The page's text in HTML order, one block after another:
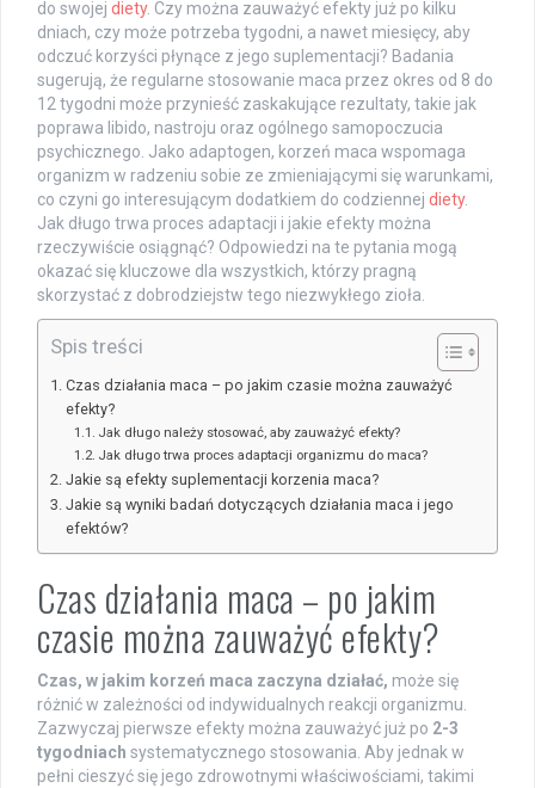
do swojej diety. Czy można zauważyć efekty już po kilku
dniach, czy może potrzeba tygodni, a nawet miesięcy, aby
odczuć korzyści płynące z jego suplementacji? Badania
sugerują, że regularne stosowanie maca przez okres od 8 do
12 tygodni może przynieść zaskakujące rezultaty, takie jak
poprawa libido, nastroju oraz ogólnego samopoczucia
psychicznego. Jako adaptogen, korzeń maca wspomaga
organizm w radzeniu sobie ze zmieniającymi się warunkami,
co czyni go interesującym dodatkiem do codziennej diety.
Jak długo trwa proces adaptacji i jakie efekty można
rzeczywiście osiągnąć? Odpowiedzi na te pytania mogą
okazać się kluczowe dla wszystkich, którzy pragną
skorzystać z dobrodziejstw tego niezwykłego zioła.
Spis treści
Czas działania maca – po jakim czasie można zauważyć
efekty?
Jak długo należy stosować, aby zauważyć efekty?
Jak długo trwa proces adaptacji organizmu do maca?
Jakie są efekty suplementacji korzenia maca?
Jakie są wyniki badań dotyczących działania maca i jego
efektów?
Czas działania maca – po jakim
czasie można zauważyć efekty?
Czas, w jakim korzeń maca zaczyna działać, może się
różnić w zależności od indywidualnych reakcji organizmu.
Zazwyczaj pierwsze efekty można zauważyć już po 2-3
tygodniach systematycznego stosowania. Aby jednak w
pełni cieszyć się jego zdrowotnymi właściwościami, takimi